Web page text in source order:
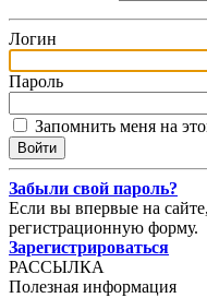
Логин
Пароль
Запомнить меня на
Забыли свой пароль?
Если вы впервые на
регистрационную форму.
Зарегистрироваться
РАССЫЛКА
Полезная информация